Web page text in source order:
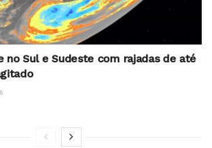
no Sul e Sudeste com rajadas de até